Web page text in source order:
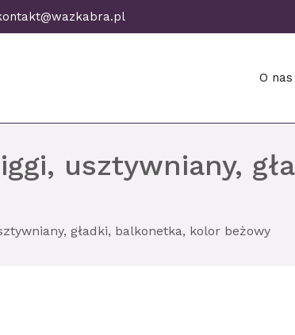
O nas
usztywniany,
gładki, balkonetka, kolor beżowy